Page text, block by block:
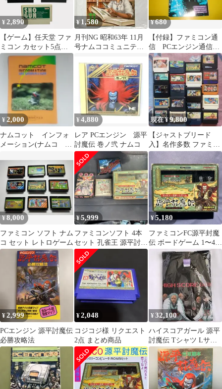
¥2,890
【ゲーム】任天堂 ファ
ミコン カセット5点ま
とめ売り 砂漠の狐 洗
車戦略/ウィロー/ハイド
ライト3 闇からの訪問
者/源平討魔
伝/SHOGUN ファミリ
ーコンピューター セ
ット販売 動作未確認
¥ 1,580
月刊NG 昭和63年 11月
号ナムココミュニティ
¥680
【付録】ファミコン通
信 PCエンジン通信
1990年 源平討魔伝
モンスターレア
¥2,000
ナムコット インフォ
メーション(ナムコ ゲ
¥ 4,880
レア PCエンジン 源平
討魔伝 巻ノ弐 ナムコ
現在 ¥9,800
【ジャストブリード
入】名作多数 ファミコ
ンソフト まとめ売り 20
本セット
¥8,000
ファミコン ソフト ナム
コ セット レトロゲーム
¥5,999
ファミコンソフト 4本
セット 孔雀王 源平討魔
伝他
¥5,180
ファミコンFC源平封魔
伝 ボードゲーム 1〜4人
プレイ
¥2,999
PCエンジン 源平討魔伝
必勝攻略法
¥2,048
コジコジ様 リクエスト
2点 まとめ商品
¥32,100
ハイスコアガール 源平
討魔伝 Tシャツ Lサイ
ズ ゲーム ファミコン
レトロ